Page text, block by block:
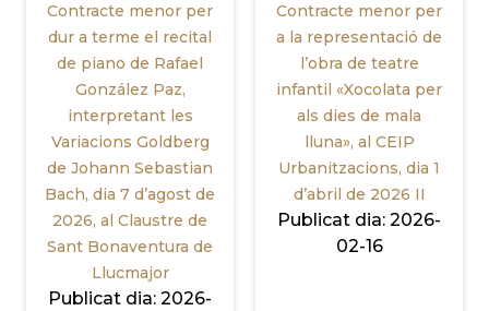
Contracte menor per
dur a terme el recital
de piano de Rafael
González Paz,
interpretant les
Variacions Goldberg
de Johann Sebastian
Bach, dia 7 d’agost de
2026, al Claustre de
Sant Bonaventura de
Llucmajor
Publicat dia: 2026-
Contracte menor per
a la representació de
l’obra de teatre
infantil «Xocolata per
als dies de mala
lluna», al CEIP
Urbanitzacions, dia 1
d’abril de 2026 II
Publicat dia: 2026-
02-16